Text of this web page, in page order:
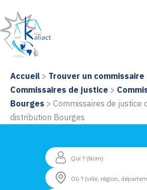
Accueil > Trouver un
Commissaires de justice >
Bourges > Commissaires de justice
distribution Bourges